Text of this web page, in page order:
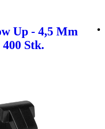
Up - 4,5 Mm
Stk.